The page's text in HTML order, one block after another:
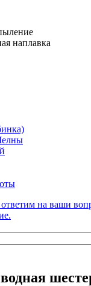
наплавка
на ваши